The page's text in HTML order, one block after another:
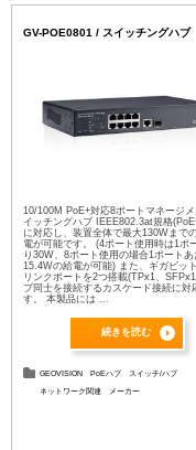
GV-POE0801 / スイッチングハブ
10/100M PoE+対応8ポートマネージメ
イッチングハブ IEEE802.3at規格
に対応し、装置全体で最大130Wまで
電が可能です。 (4ポート使用時は1ポ
り30W、8ポート使用の場合1ポートあ
15.4Wの給電が可能) また、ギガビッ
リンクポートを2つ搭載(TPx1、
ブ同士を接続するカスケード接続に対
す。 本製品には ...
続きを読む
GEOVISION PoEハブ スイッチ/ハブ
ネットワーク関連 メーカー